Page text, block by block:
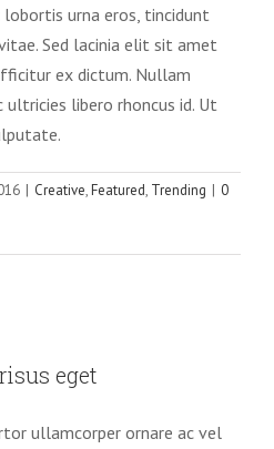
lobortis urna eros, tincidunt
Sed lacinia elit sit amet
ex dictum. Nullam
ultricies libero rhoncus id. Ut
| Creative,Featured, Trending | 0
Web Design
eget
ullamcorper ornare ac vel